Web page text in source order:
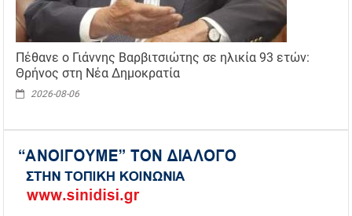
Πέθανε ο Γιάννης Βαρβιτσιώτης σε ηλικία 93 ετών:
Θρήνος στη Νέα Δημοκρατία
2026-08-06